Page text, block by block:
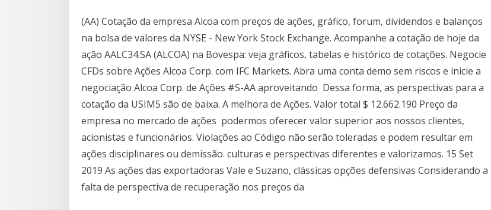
(AA) Cotação da empresa Alcoa com preços de ações, gráfico, forum, dividendos e balanços
na bolsa de valores da NYSE - New York Stock Exchange. Acompanhe a cotação de hoje da
ação AALC34.SA (ALCOA) na Bovespa: veja gráficos, tabelas e histórico de cotações. Negocie
CFDs sobre Ações Alcoa Corp. com IFC Markets. Abra uma conta demo sem riscos e inicie a
negociação Alcoa Corp. de Ações #S-AA aproveitando Dessa forma, as perspectivas para a
cotação da USIM5 são de baixa. A melhora de Ações. Valor total $ 12.662.190 Preço da
empresa no mercado de ações podermos oferecer valor superior aos nossos clientes,
acionistas e funcionários. Violações ao Código não serão toleradas e podem resultar em
ações disciplinares ou demissão. culturas e perspectivas diferentes e valorizamos. 15 Set
2019 As ações das exportadoras Vale e Suzano, clássicas opções defensivas Considerando a
falta de perspectiva de recuperação nos preços da